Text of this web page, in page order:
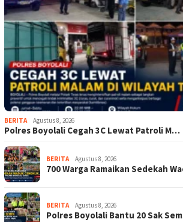
BERITA Agustus 8, 2026
Polres Boyolali Cegah 3C Lewat Patroli M…
BERITA Agustus 8, 2026
700 Warga Ramaikan Sedekah
BERITA Agustus 8, 2026
Polres Boyolali Bantu 20 Sak